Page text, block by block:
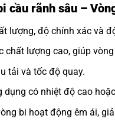
cầu rãnh sâu –
lượng, độ chính xác và
chất lượng cao, giúp
tải và tốc độ quay.
dụng có nhiệt độ cao
bi hoạt động êm ái,